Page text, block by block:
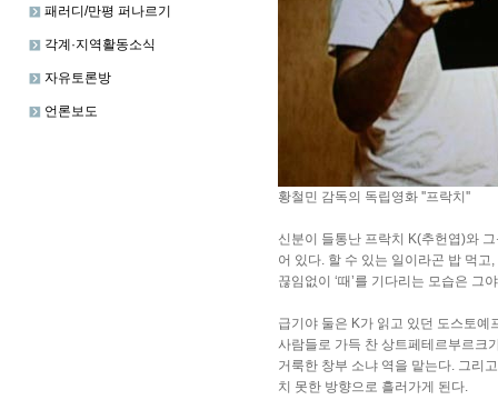
패러디/만평 퍼나르기
각계·지역활동소식
자유토론방
언론보도
황철민 감독의 독립영화 ''프락치''
신분이 들통난 프락치 K(추헌엽)와
어 있다. 할 수 있는 일이라곤 밥 먹
끊임없이 ‘때’를 기다리는 모습은 그
급기야 둘은 K가 읽고 있던 도스토예
사람들로 가득 찬 상트페테르부르크
거룩한 창부 소냐 역을 맡는다. 그리
치 못한 방향으로 흘러가게 된다.